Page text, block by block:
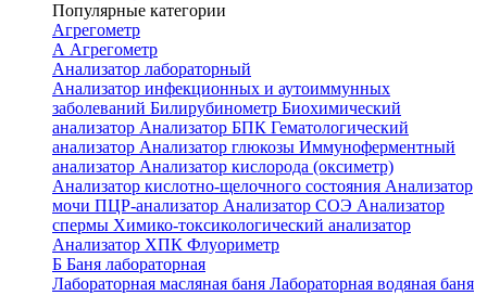
Популярные категории
Агрегометр
А Агрегометр
Анализатор лабораторный
Анализатор инфекционных и аутоиммунных
заболеваний Билирубинометр Биохимический
анализатор Анализатор БПК Гематологический
анализатор Анализатор глюкозы Иммуноферментный
анализатор Анализатор кислорода (оксиметр)
Анализатор кислотно-щелочного состояния Анализатор
мочи ПЦР-анализатор Анализатор СОЭ Анализатор
спермы Химико-токсикологический анализатор
Анализатор ХПК Флуориметр
Б Баня лабораторная
Лабораторная масляная баня Лабораторная водяная баня